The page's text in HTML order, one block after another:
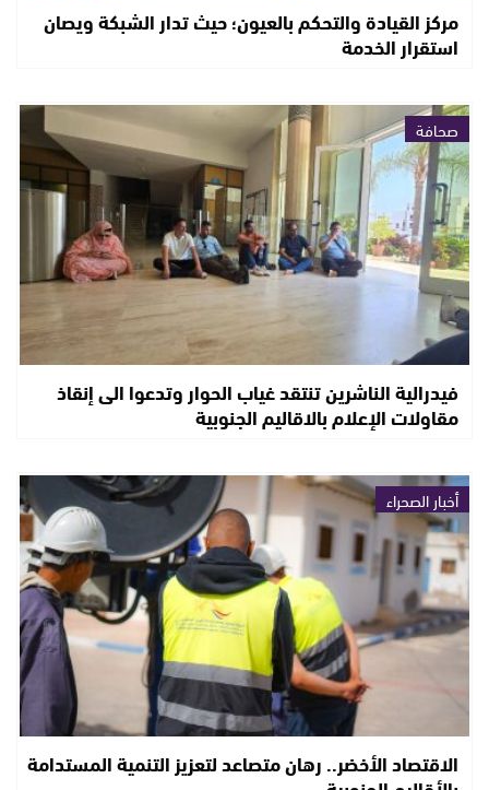
مركز القيادة والتحكم بالعيون؛ حيث تدار الشبكة ويصان
استقرار الخدمة
صحافة
فيدرالية الناشرين تنتقد غياب الحوار وتدعوا الى إنقاذ
مقاولات الإعلام بالاقاليم الجنوبية
أخبار الصحراء
الاقتصاد الأخضر.. رهان متصاعد لتعزيز التنمية المستدامة